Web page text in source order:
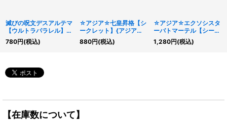
滅びの呪文デスアルテマ
【ウルトラパラレル】
{20AP-JP002}《魔
法》
780円(税込)
☆アジア☆七皇昇格【シ
ークレット】{アジア
BETB-JPS12}《魔法》
880円(税込)
☆アジア☆エクソシスタ
ーバトマーテル【シーク
レット】{アジアBPRO-
JP066}《魔法》
1,280円(税込)
【在庫数について】